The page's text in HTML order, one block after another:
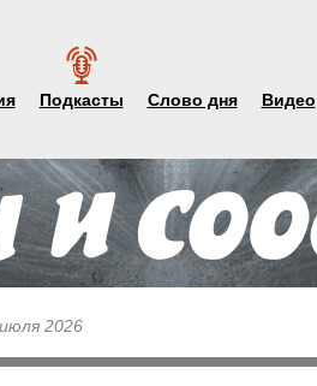
Подкасты Слово дня Видео
2026